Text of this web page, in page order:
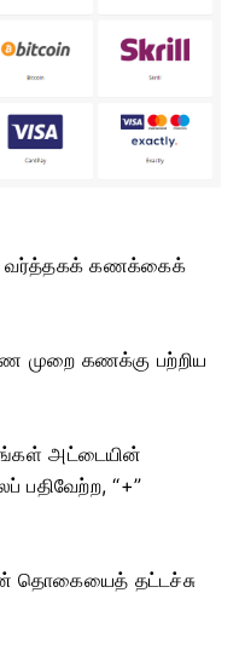
வர்த்தகக் கணக்கைக்
முறை கணக்கு பற்றிய
அட்டையின்
பதிவேற்ற, “+”
தொகையைத் தட்டச்சு